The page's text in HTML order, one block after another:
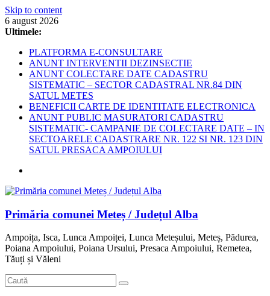
Skip to content
6 august 2026
Ultimele:
PLATFORMA E-CONSULTARE
ANUNT INTERVENTII DEZINSECTIE
ANUNT COLECTARE DATE CADASTRU
SISTEMATIC – SECTOR CADASTRAL NR.84 DIN
SATUL METES
BENEFICII CARTE DE IDENTITATE ELECTRONICA
ANUNT PUBLIC MASURATORI CADASTRU
SISTEMATIC- CAMPANIE DE COLECTARE DATE – IN
SECTOARELE CADASTRARE NR. 122 SI NR. 123 DIN
SATUL PRESACA AMPOIULUI
Primăria comunei Meteș / Județul Alba
Ampoița, Isca, Lunca Ampoiței, Lunca Meteșului, Meteș, Pădurea,
Poiana Ampoiului, Poiana Ursului, Presaca Ampoiului, Remetea,
Tăuți și Văleni